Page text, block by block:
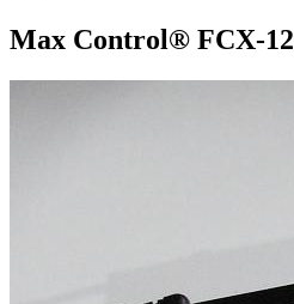
Max Control® FCX-12